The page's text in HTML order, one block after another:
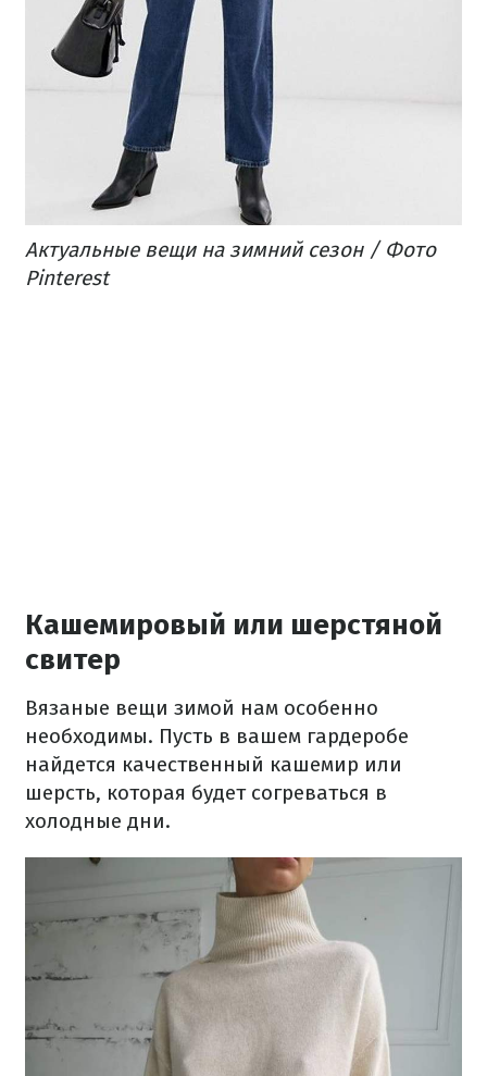
Актуальные вещи на зимний сезон / Фото
Pinterest
Кашемировый или шерстяной
свитер
Вязаные вещи зимой нам особенно
необходимы. Пусть в вашем гардеробе
найдется качественный кашемир или
шерсть, которая будет согреваться в
холодные дни.